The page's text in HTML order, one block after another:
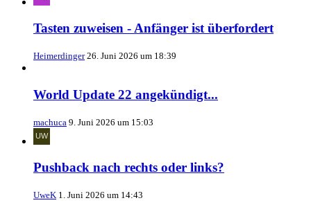
Tasten zuweisen - Anfänger ist überfordert
Heimerdinger 26. Juni 2026 um 18:39
World Update 22 angekündigt...
machuca 9. Juni 2026 um 15:03
Pushback nach rechts oder links?
UweK 1. Juni 2026 um 14:43